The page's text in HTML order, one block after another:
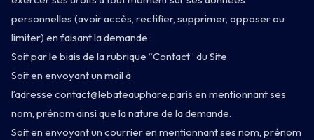
personnelles (avoir accès, rectifier, supprimer, opposer ou
limiter) en faisant la demande :
Soit par le biais de la rubrique “Contact” du Site
Soit en envoyant un mail à
l’adresse contact@lebateauphare.paris en mentionnant ses
nom, prénom ainsi que la nature de la demande.
Soit en envoyant un courrier en mentionnant ses nom, prénom